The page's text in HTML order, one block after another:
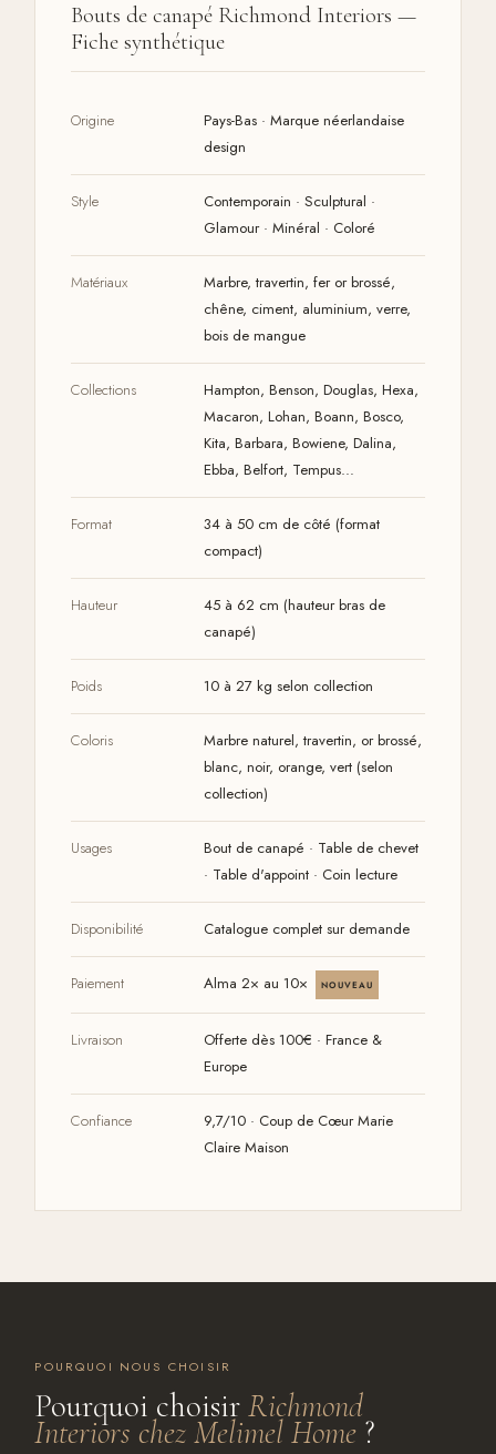
Bouts de canapé Richmond Interiors —
Fiche synthétique
Origine
Pays-Bas · Marque néerlandaise
design
Style
Contemporain · Sculptural ·
Glamour · Minéral · Coloré
Matériaux
Marbre, travertin, fer or brossé,
chêne, ciment, aluminium, verre,
bois de mangue
Collections
Hampton, Benson, Douglas, Hexa,
Macaron, Lohan, Boann, Bosco,
Kita, Barbara, Bowiene, Dalina,
Ebba, Belfort, Tempus…
Format
34 à 50 cm de côté (format
compact)
Hauteur
45 à 62 cm (hauteur bras de
canapé)
Poids 10 à 27 kg selon collection
Coloris
Marbre naturel, travertin, or brossé,
blanc, noir, orange, vert (selon
collection)
Usages
Bout de canapé · Table de chevet
· Table d'appoint · Coin lecture
Disponibilité Catalogue complet sur demande
Paiement Alma 2× au 10× NOUVEAU
Livraison
Offerte dès 100€ · France &
Europe
Confiance
9,7/10 · Coup de Cœur Marie
Claire Maison
POURQUOI NOUS CHOISIR
Pourquoi choisirRichmond
Interiors chez Melimel Home ?